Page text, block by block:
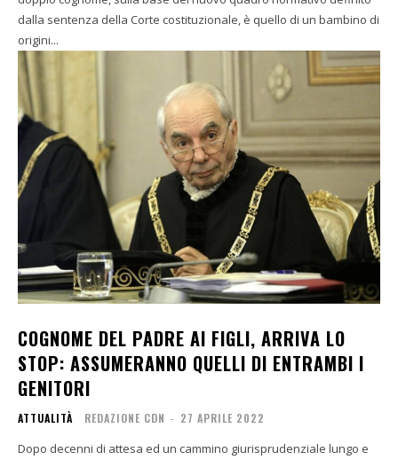
dalla sentenza della Corte costituzionale, è quello di un bambino di
origini...
COGNOME DEL PADRE AI FIGLI, ARRIVA LO
STOP: ASSUMERANNO QUELLI DI ENTRAMBI I
GENITORI
ATTUALITÀ REDAZIONE CDN - 27 APRILE 2022
Dopo decenni di attesa ed un cammino giurisprudenziale lungo e